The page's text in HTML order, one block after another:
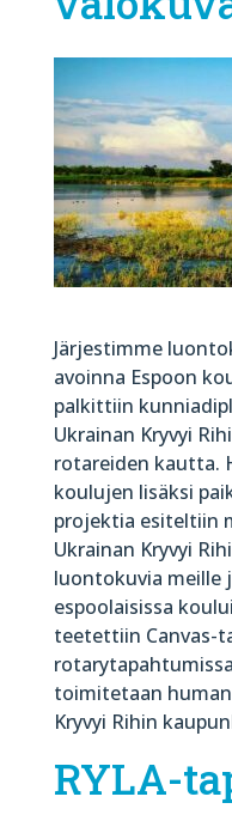
Järjestimme
avoinna Espoon
palkittiin
Ukrainan Kryvyi
rotareiden kautta.
koulujen lisäksi
projektia esiteltiin
Ukrainan Kryvyi
luontokuvia meille
espoolaisissa
teetettiin Canvas-
toimitetaan
Kryvyi Rihin
RYLA-